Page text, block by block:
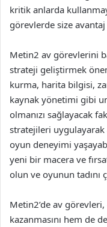
kritik anlarda
görevlerde size
Metin2 av görevlerini
strateji geliştirmek
kurma, harita bilgisi,
kaynak yönetimi gibi
olmanızı sağlayacak
stratejileri
oyun deneyimi
yeni bir macera ve
olun ve oyunun tadını
Metin2’de av
kazanmasını hem de